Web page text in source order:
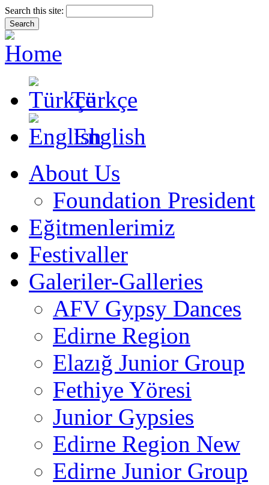
Search this site:
Türkçe
English
About Us
Foundation President
Eğitmenlerimiz
Festivaller
Galeriler-Galleries
AFV Gypsy Dances
Edirne Region
Elazığ Junior Group
Fethiye Yöresi
Junior Gypsies
Edirne Region New
Edirne Junior Group